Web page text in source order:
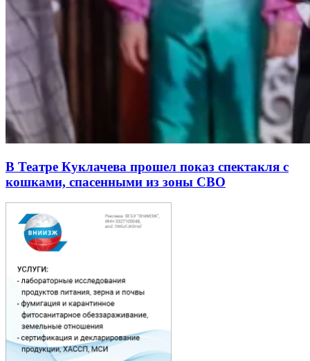
В Театре Куклачева прошел показ спектакля с
кошками, спасенными из зоны СВО